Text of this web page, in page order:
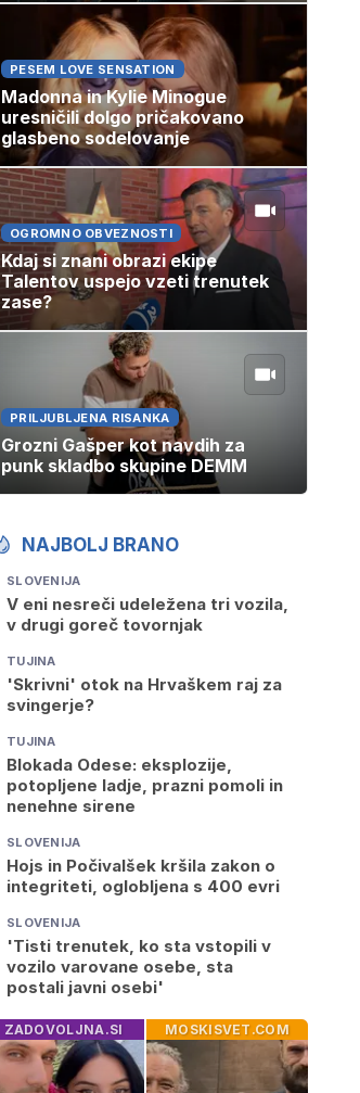
PESEM LOVE SENSATION
Madonna in Kylie Minogue
uresničili dolgo pričakovano
glasbeno sodelovanje
OGROMNO OBVEZNOSTI
Kdaj si znani obrazi ekipe
Talentov uspejo vzeti trenutek
zase?
PRILJUBLJENA RISANKA
Grozni Gašper kot navdih za
punk skladbo skupine DEMM
NAJBOLJ BRANO
SLOVENIJA
V eni nesreči udeležena tri vozila,
v drugi goreč tovornjak
TUJINA
'Skrivni' otok na Hrvaškem raj za
svingerje?
TUJINA
Blokada Odese: eksplozije,
potopljene ladje, prazni pomoli in
nenehne sirene
SLOVENIJA
Hojs in Počivalšek kršila zakon o
integriteti, oglobljena s 400 evri
SLOVENIJA
'Tisti trenutek, ko sta vstopili v
vozilo varovane osebe, sta
postali javni osebi'
ZADOVOLJNA.SI MOSKISVET.COM